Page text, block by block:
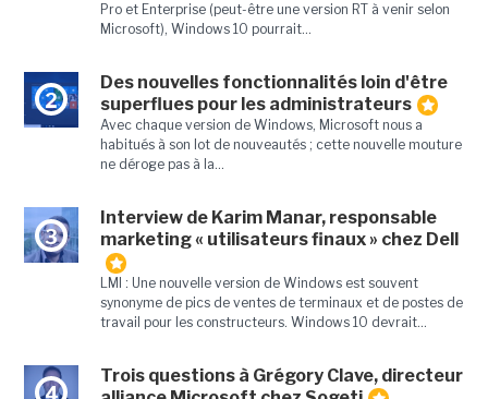
Pro et Enterprise (peut-être une version RT à venir selon
Microsoft), Windows 10 pourrait...
2
Des nouvelles fonctionnalités loin d'être
superflues pour les administrateurs
Avec chaque version de Windows, Microsoft nous a
habitués à son lot de nouveautés ; cette nouvelle mouture
ne déroge pas à la...
3
Interview de Karim Manar, responsable
marketing « utilisateurs finaux » chez Dell
LMI : Une nouvelle version de Windows est souvent
synonyme de pics de ventes de terminaux et de postes de
travail pour les constructeurs. Windows 10 devrait...
4
Trois questions à Grégory Clave, directeur